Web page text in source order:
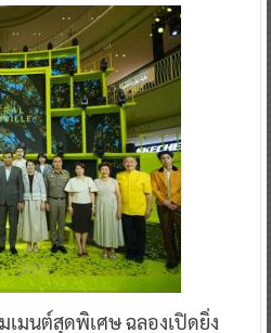
เมนต์สุดพิเศษ ฉลองเปิดยิ่ง